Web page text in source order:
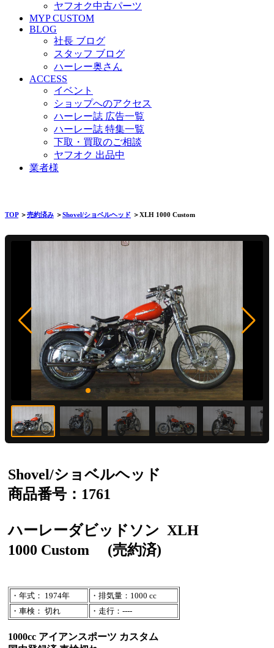
ヤフオク中古パーツ
MYP CUSTOM
BLOG
社長 ブログ
スタッフ ブログ
ハーレー奥さん
ACCESS
イベント
ショップへのアクセス
ハーレー誌 広告一覧
ハーレー誌 特集一覧
下取・買取のご相談
ヤフオク 出品中
業者様
TOP＞売約済み ＞Shovel/ショベルヘッド ＞XLH 1000 Custom
Shovel/ショベルヘッド
商品番号：1761
ハーレーダビッドソン XLH
1000 Custom
(売約済)
・年式： 1974年
・排気量：1000 cc
・車検： 切れ
・走行：----
1000cc アイアンスポーツ カスタム